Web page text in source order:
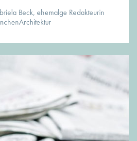
Beck, ehemalge Redakteurin